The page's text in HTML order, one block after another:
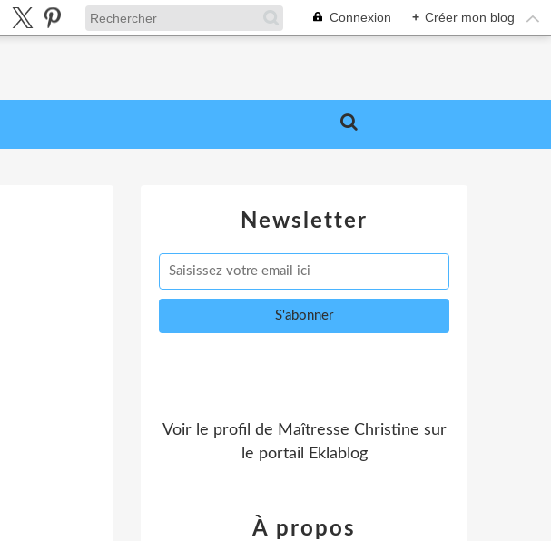
Connexion + Créer mon blog
Newsletter
Voir le profil de Maîtresse Christine sur
le portail Eklablog
À propos